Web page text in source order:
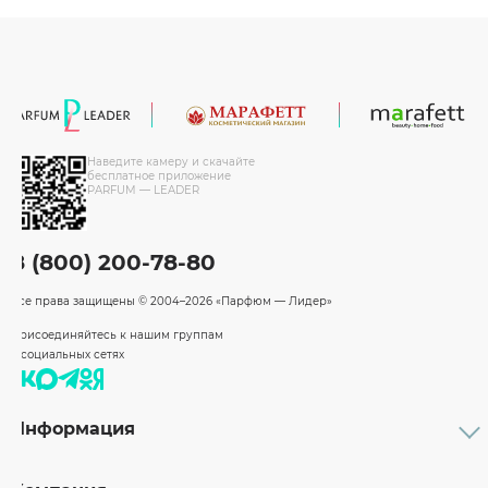
Наведите камеру и скачайте
бесплатное приложение
PARFUM — LEADER
8 (800) 200-78-80
Все права защищены © 2004–2026 «Парфюм — Лидер»
Присоединяйтесь к нашим группам
в социальных сетях
Информация